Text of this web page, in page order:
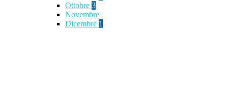
Ottobre 3
Novembre
Dicembre 1